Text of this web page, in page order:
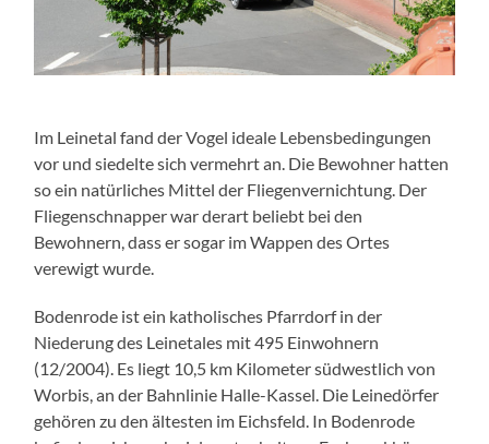
Im Leinetal fand der Vogel ideale Lebensbedingungen
vor und siedelte sich vermehrt an. Die Bewohner hatten
so ein natürliches Mittel der Fliegenvernichtung. Der
Fliegenschnapper war derart beliebt bei den
Bewohnern, dass er sogar im Wappen des Ortes
verewigt wurde.
Bodenrode ist ein katholisches Pfarrdorf in der
Niederung des Leinetales mit 495 Einwohnern
(12/2004). Es liegt 10,5 km Kilometer südwestlich von
Worbis, an der Bahnlinie Halle-Kassel. Die Leinedörfer
gehören zu den ältesten im Eichsfeld. In Bodenrode